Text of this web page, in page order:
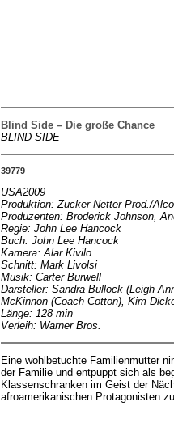
Blind Side – Die große Chance
BLIND SIDE
39779
USA2009
Produktion: Zucker-Netter Prod./
Produzenten: Broderick Johnson,
Regie: John Lee Hancock
Buch: John Lee Hancock
Kamera: Alar Kivilo
Schnitt: Mark Livolsi
Musik: Carter Burwell
Darsteller: Sandra Bullock (Leigh
McKinnon (Coach Cotton), Kim
Länge: 128 min
Verleih: Warner Bros.
Eine wohlbetuchte Familienmutter
der Familie und entpuppt sich als
Klassenschranken im Geist der
afroamerikanischen Protagonisten